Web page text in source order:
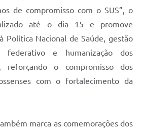
de compromisso com o SUS”, o
até o dia 15 e promove
Política Nacional de Saúde, gestão
federativo e humanização dos
reforçando o compromisso dos
com o fortalecimento da
marca as comemorações dos